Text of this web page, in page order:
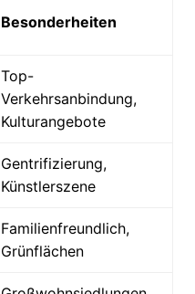
Besonderheiten
Top-
Verkehrsanbindung,
Kulturangebote
Gentrifizierung,
Künstlerszene
Familienfreundlich,
Grünflächen